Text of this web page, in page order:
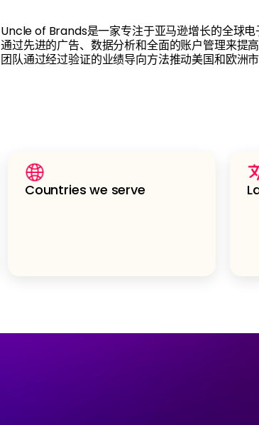
Uncle of Brands是一家专注于亚马逊增长的全球电
通过先进的广告、数据分析和全面的账户管理来提
团队通过经过验证的业绩导向方法推动美国和欧洲市
Countries we serve